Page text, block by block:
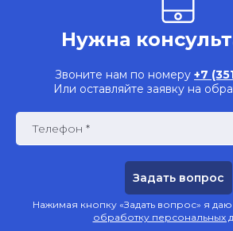
Нужна
Звоните нам по номеру +7
Или оставляйте заявку на
Телефон *
Нажимая кнопку «Задать вопрос» я
обработку персональных